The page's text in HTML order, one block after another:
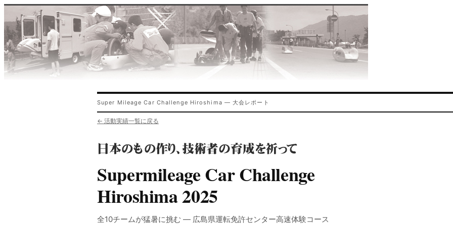
Super Mileage Car Challenge Hiroshima — 大会レポート
← 活動実績一覧に戻る
Supermileage Car Challenge
Hiroshima 2025
全10チームが猛暑に挑む — 広島県運転免許センター高速体験コース